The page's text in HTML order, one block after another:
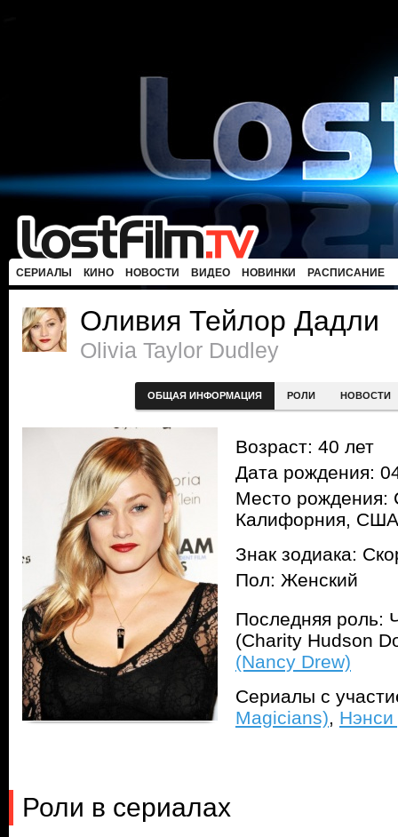
СЕРИАЛЫ КИНО НОВОСТИ ВИДЕО НОВИНКИ РАСПИСАНИЕ
Оливия Тейлор Дадли
Olivia Taylor Dudley
ОБЩАЯ ИНФОРМАЦИЯ РОЛИ НОВОСТИ
Возраст: 40 лет
Дата рождения:
Место рождения:
Калифорния, США
Знак зодиака:
Пол: Женский
Последняя роль:
(Charity Hudson
(Nancy Drew)
Сериалы с
Magicians),
Роли в сериалах